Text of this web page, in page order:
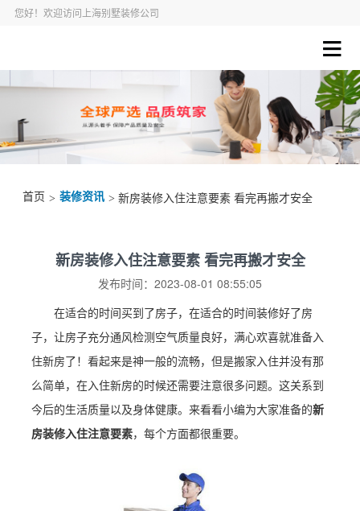
您好！欢迎访问上海别墅装修公司
首页 > 装修资讯 > 新房装修入住注意要素 看完再搬才安全
新房装修入住注意要素 看完再搬才安全
发布时间：2023-08-01 08:55:05
在适合的时间买到了房子，在适合的时间装修好了房
子，让房子充分通风检测空气质量良好，满心欢喜就准备入
住新房了！看起来是神一般的流畅，但是搬家入住并没有那
么简单，在入住新房的时候还需要注意很多问题。这关系到
今后的生活质量以及身体健康。来看看小编为大家准备的新
房装修入住注意要素，每个方面都很重要。